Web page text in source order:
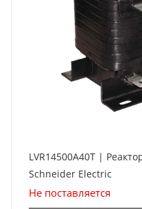
LVR14500A40T |
Schneider Electric
Не поставляется